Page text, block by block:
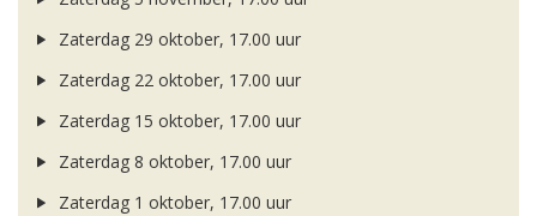
Zaterdag 29 oktober, 17.00 uur
Zaterdag 22 oktober, 17.00 uur
Zaterdag 15 oktober, 17.00 uur
Zaterdag 8 oktober, 17.00 uur
Zaterdag 1 oktober, 17.00 uur